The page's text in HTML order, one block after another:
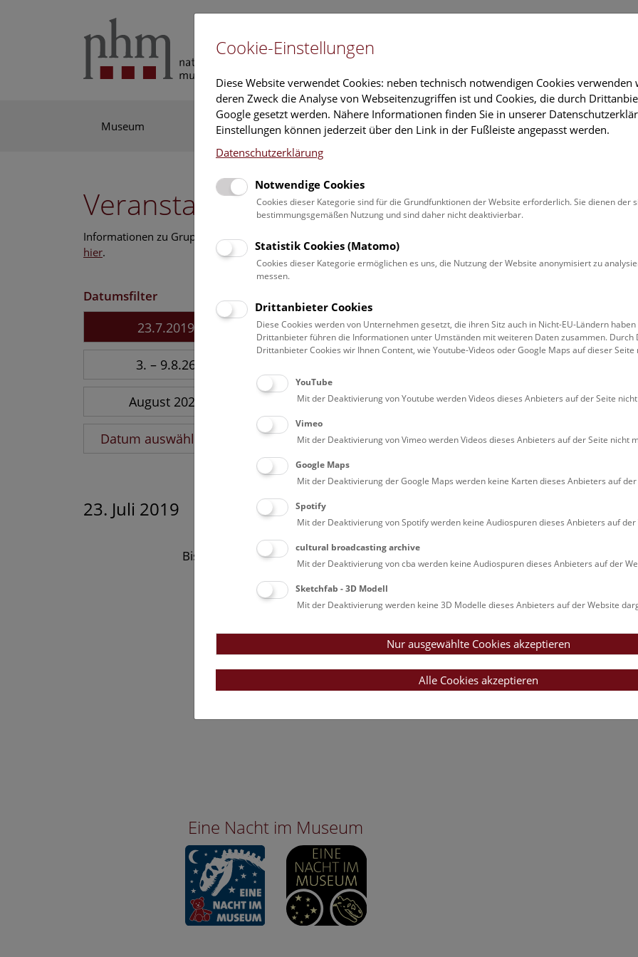
Museum Ausstellung Forschung Führungen & Aktivitäten Deck 50
Veranstaltungskalender
Informationen zu Gruppen,- Kindergarten- und Schulprogrammen finden Sie
hier.
Datumsfilter
23.7.2019
3. – 9.8.26
August 2026
Datum auswählen
Erwachsene (0)
Familien (0)
Führungen &
Kulinarik &
23. Juli 2019
Bisher keine Ergebnisse. Dienstags ist das NHM Wien in der Regel geschlossen.
Eine Nacht im Museum
Cookie-Einstellungen
Diese Website verwendet Cookies: neben technisch notwendigen Cookies verwenden
deren Zweck die Analyse von Webseitenzugriffen ist und Cookies, die durch
Google gesetzt werden. Nähere Informationen finden Sie in unserer
Einstellungen können jederzeit über den Link in der Fußleiste angepasst werden.
Datenschutzerklärung
Notwendige Cookies
Cookies dieser Kategorie sind für die Grundfunktionen der Website erforderlich. Sie dienen der
bestimmungsgemäßen Nutzung und sind daher nicht deaktivierbar.
Statistik Cookies (Matomo)
Cookies dieser Kategorie ermöglichen es uns, die Nutzung der Website anonymisiert zu
messen.
Drittanbieter Cookies
Diese Cookies werden von Unternehmen gesetzt, die ihren Sitz auch in Nicht-EU-Ländern haben
Drittanbieter führen die Informationen unter Umständen mit weiteren Daten zusammen. Durch
Drittanbieter Cookies wir Ihnen Content, wie Youtube-Videos oder Google Maps auf dieser
YouTube
Mit der Deaktivierung von Youtube werden Videos dieses Anbieters auf der Seite
Vimeo
Mit der Deaktivierung von Vimeo werden Videos dieses Anbieters auf der Seite nicht
Google Maps
Mit der Deaktivierung der Google Maps werden keine Karten dieses Anbieters auf
Spotify
Mit der Deaktivierung von Spotify werden keine Audiospuren dieses Anbieters auf
cultural broadcasting archive
Mit der Deaktivierung von cba werden keine Audiospuren dieses Anbieters auf der
Sketchfab - 3D Modell
Mit der Deaktivierung werden keine 3D Modelle dieses Anbieters auf der Website
Nur ausgewählte Cookies akzeptieren
Alle Cookies akzeptieren